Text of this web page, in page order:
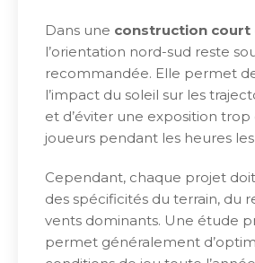
Dans une construction court
l’orientation nord-sud reste
recommandée. Elle permet
l’impact du soleil sur les
et d’éviter une exposition
joueurs pendant les heures
Cependant, chaque projet
des spécificités du terrain, du
vents dominants. Une étude
permet généralement